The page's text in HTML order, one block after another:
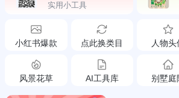
实用小工具
小红书爆款 点此换类目 人物头
风景花草 AI工具库 别墅庭